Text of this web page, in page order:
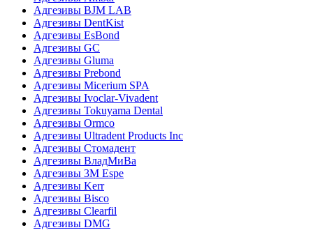
Адгезивы BJM LAB
Адгезивы DentKist
Адгезивы EsBond
Адгезивы GC
Адгезивы Gluma
Адгезивы Prebond
Адгезивы Micerium SPA
Адгезивы Ivoclar-Vivadent
Адгезивы Tokuyama Dental
Адгезивы Ormco
Адгезивы Ultradent Products Inc
Адгезивы Стомадент
Адгезивы ВладМиВа
Адгезивы 3M Espe
Адгезивы Kerr
Адгезивы Bisco
Адгезивы Clearfil
Адгезивы DMG